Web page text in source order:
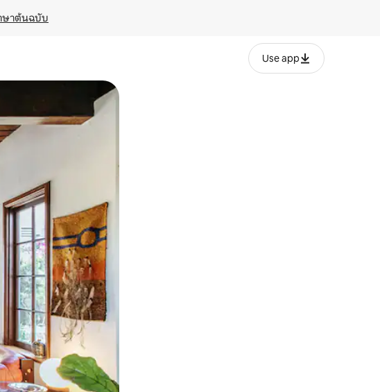
ษาต้นฉบับ
Use app